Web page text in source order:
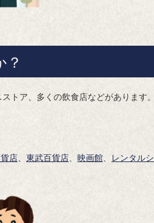
トア、多くの飲食店などがあります。
店 東武百貨店 映画館 レンタルシ